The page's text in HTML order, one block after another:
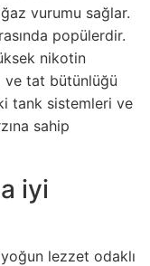
vurumu sağlar.
popülerdir.
nikotin
ve tat bütünlüğü
tank sistemleri ve
sahip
iyi
lezzet odaklı